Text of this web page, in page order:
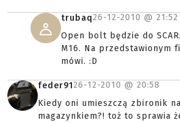
trubaq26-12-2010 @ 21:52
Open bolt będzie do
M16. Na przedstawionym
mówi. :D
feder9126-12-2010 @ 20:58
Kiedy oni umieszczą zbironik
magazynkiem?! toż to sprawia